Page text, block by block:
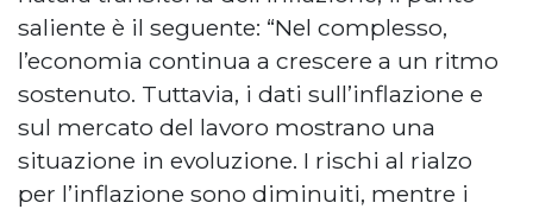
saliente è il seguente: “Nel complesso,
l’economia continua a crescere a un ritmo
sostenuto. Tuttavia, i dati sull’inflazione e
sul mercato del lavoro mostrano una
situazione in evoluzione. I rischi al rialzo
per l’inflazione sono diminuiti, mentre i